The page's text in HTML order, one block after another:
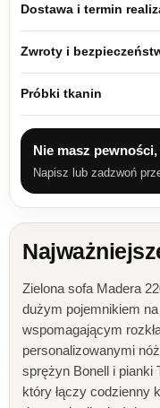
Dostawa i termin
Zwroty i
Próbki tkanin
Nie masz
Napisz lub zadzwoń
Zielona sofa Madera
dużym pojemnikiem
wspomagającym
personalizowanymi
sprężyn Bonell i pianki
który łączy codzienny